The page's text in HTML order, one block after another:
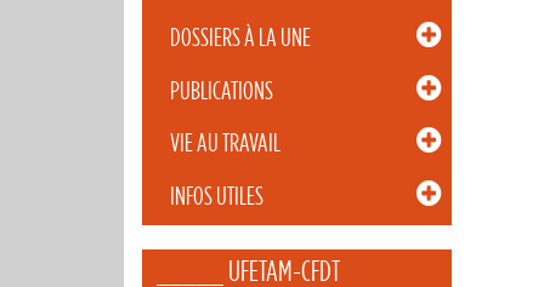
DOSSIERS À LA UNE
PUBLICATIONS
VIE AU TRAVAIL
INFOS UTILES
_____ UFETAM-CFDT